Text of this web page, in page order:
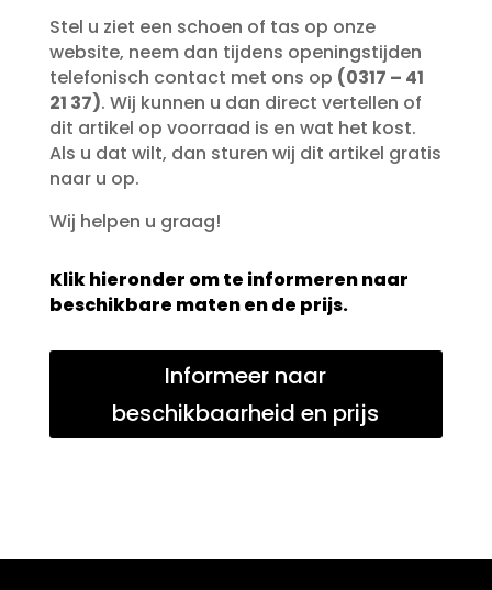
Stel u ziet een schoen of tas op onze
website, neem dan tijdens openingstijden
telefonisch contact met ons op (0317 – 41
21 37). Wij kunnen u dan direct vertellen of
dit artikel op voorraad is en wat het kost.
Als u dat wilt, dan sturen wij dit artikel gratis
naar u op.
Wij helpen u graag!
Klik hieronder om te informeren naar
beschikbare maten en de prijs.
Informeer naar
beschikbaarheid en prijs